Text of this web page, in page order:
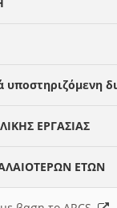
υποστηριζόμενη
ΕΡΓΑΣΙΑΣ
ΕΤΩΝ